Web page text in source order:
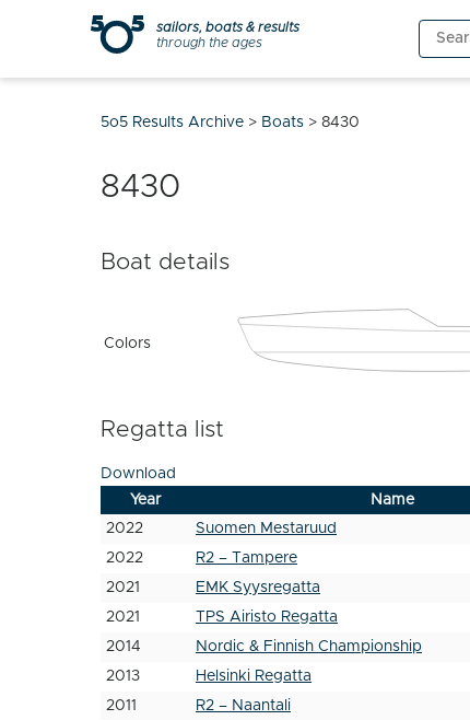
sailors, boats & results
through the ages
Search
for:
5o5 Results Archive > Boats > 8430
8430
Boat details
Colors
Regatta list
Download
Year
Name
2022
Suomen Mestaruud
2022
R2 – Tampere
2021
EMK Syysregatta
2021
TPS Airisto Regatta
2014
Nordic & Finnish Championship
2013
Helsinki Regatta
2011
R2 – Naantali